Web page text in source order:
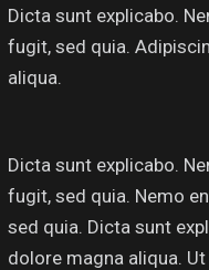
Dicta sunt explicabo.
fugit, sed quia.
aliqua.
Dicta sunt explicabo.
fugit, sed quia. Nemo
sed quia. Dicta sunt
dolore magna aliqua.